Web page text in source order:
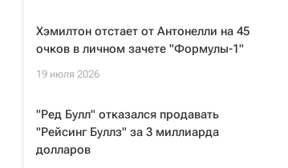
Хэмилтон отстает от Антонелли на 45
очков в личном зачете "Формулы-1"
19 июля 2026
"Ред Булл" отказался продавать
"Рейсинг Буллз" за 3 миллиарда
долларов